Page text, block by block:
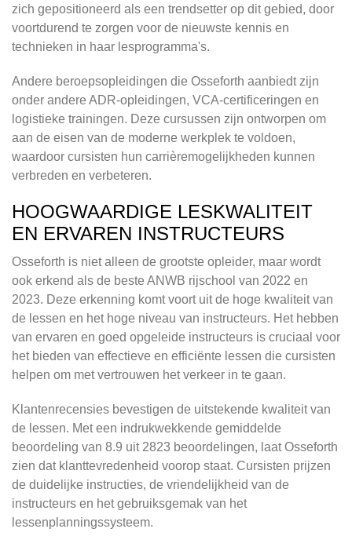
zich gepositioneerd als een trendsetter op dit gebied, door
voortdurend te zorgen voor de nieuwste kennis en
technieken in haar lesprogramma's.
Andere beroepsopleidingen die Osseforth aanbiedt zijn
onder andere ADR-opleidingen, VCA-certificeringen en
logistieke trainingen. Deze cursussen zijn ontworpen om
aan de eisen van de moderne werkplek te voldoen,
waardoor cursisten hun carrièremogelijkheden kunnen
verbreden en verbeteren.
HOOGWAARDIGE LESKWALITEIT
EN ERVAREN INSTRUCTEURS
Osseforth is niet alleen de grootste opleider, maar wordt
ook erkend als de beste ANWB rijschool van 2022 en
2023. Deze erkenning komt voort uit de hoge kwaliteit van
de lessen en het hoge niveau van instructeurs. Het hebben
van ervaren en goed opgeleide instructeurs is cruciaal voor
het bieden van effectieve en efficiënte lessen die cursisten
helpen om met vertrouwen het verkeer in te gaan.
Klantenrecensies bevestigen de uitstekende kwaliteit van
de lessen. Met een indrukwekkende gemiddelde
beoordeling van 8.9 uit 2823 beoordelingen, laat Osseforth
zien dat klanttevredenheid voorop staat. Cursisten prijzen
de duidelijke instructies, de vriendelijkheid van de
instructeurs en het gebruiksgemak van het
lessenplanningssysteem.